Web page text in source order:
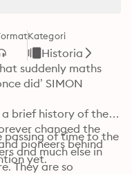
Kategori
Historia
suddenly maths
did’ SIMON
brief history of the
changed the
pioneers behind
yet.
of time to the
and much else in
They are so